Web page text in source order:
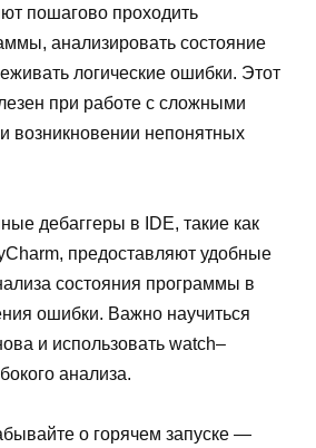
пошагово проходить
анализировать состояние
логические ошибки. Этот
при работе с сложными
возникновении непонятных
дебаггеры в IDE, такие как
предоставляют удобные
состояния программы в
ошибки. Важно научиться
и использовать watch–
анализа.
о горячем запуске —